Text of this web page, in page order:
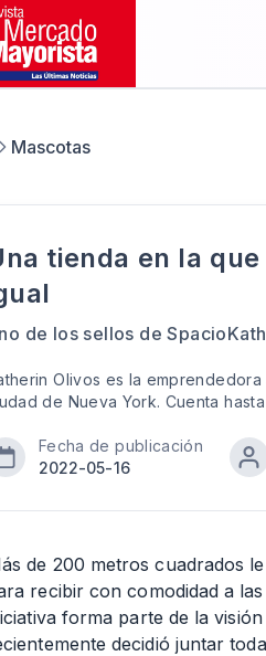
Mascotas
tienda en la
de los sellos de
Olivos es la
de Nueva York. Cuenta
Fecha de publicación
2022-05-16
de 200 metros cuadrados
recibir con comodidad a
forma parte de la
decidió juntar